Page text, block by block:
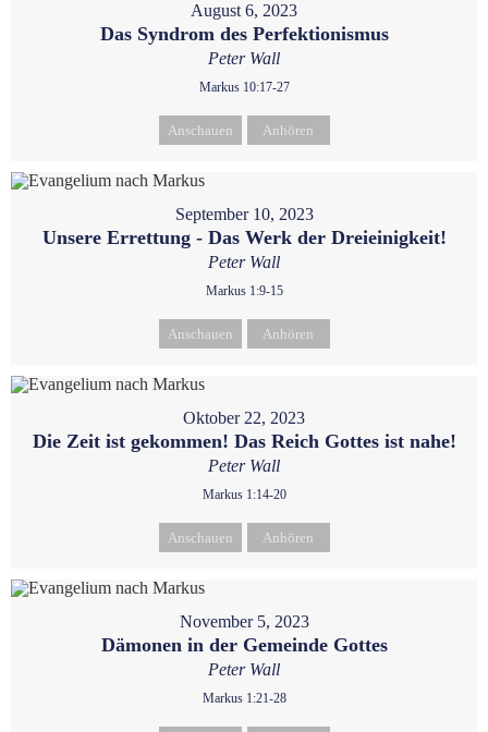
August 6, 2023
Das Syndrom des Perfektionismus
Peter Wall
Markus 10:17-27
Anschauen Anhören
September 10, 2023
Unsere Errettung - Das Werk der Dreieinigkeit!
Peter Wall
Markus 1:9-15
Anschauen Anhören
Oktober 22, 2023
Die Zeit ist gekommen! Das Reich Gottes ist nahe!
Peter Wall
Markus 1:14-20
Anschauen Anhören
November 5, 2023
Dämonen in der Gemeinde Gottes
Peter Wall
Markus 1:21-28